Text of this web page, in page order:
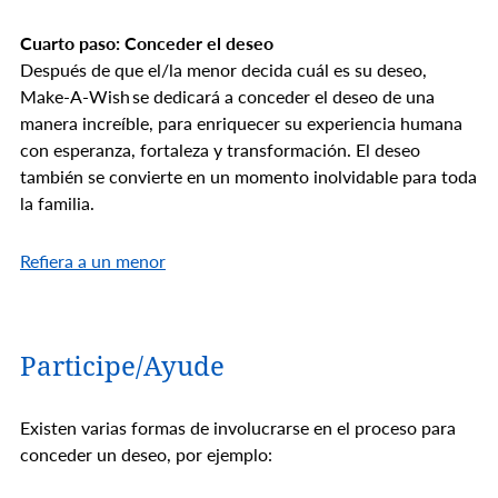
Cuarto paso: Conceder el deseo
Después de que el/la menor decida cuál es su deseo,
Make-A-Wish se dedicará a conceder el deseo de una
manera increíble, para enriquecer su experiencia humana
con esperanza, fortaleza y transformación. El deseo
también se convierte en un momento inolvidable para toda
la familia.
Refiera a un menor
Participe/Ayude
Existen varias formas de involucrarse en el proceso para
conceder un deseo, por ejemplo: